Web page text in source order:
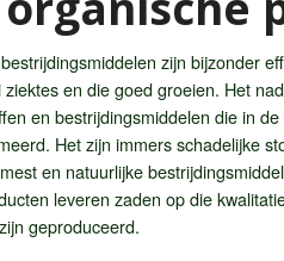
zijn bijzonder
en die goed groeien. Het
en bestrijdingsmiddelen die in
Het zijn immers schadelijke
en natuurlijke
leveren zaden op die
geproduceerd.